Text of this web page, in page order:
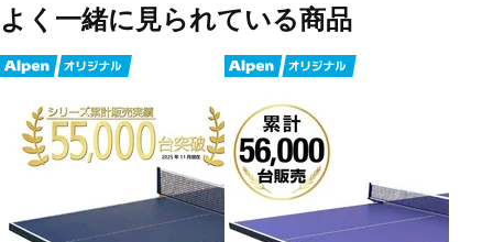
よく一緒に見られている商品